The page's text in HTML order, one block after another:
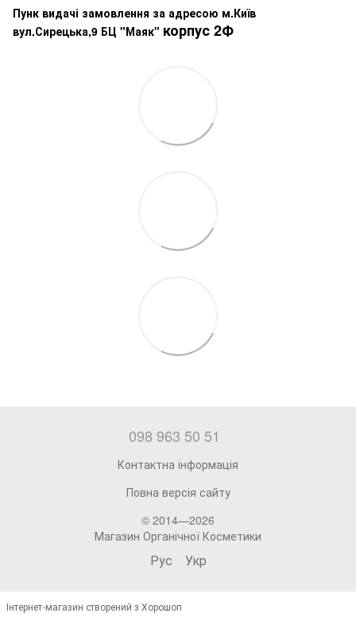
Пунк видачі замовлення за адресою м.Київ
вул.Сирецька,9 БЦ "Маяк" корпус 2Ф
098 963 50 51
Контактна інформація
Повна версія сайту
© 2014—2026
Магазин Органічної Косметики
Рус Укр
Інтернет-магазин створений з Хорошоп